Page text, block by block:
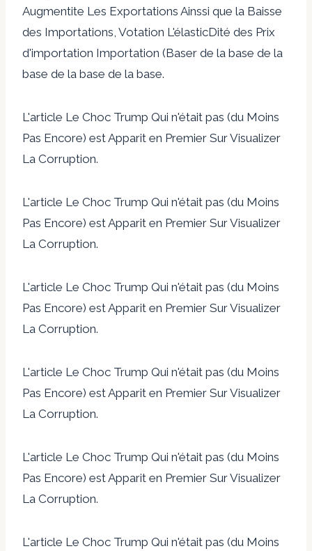
Augmentite Les Exportations Ainssi que la Baisse
des Importations, Votation L'élasticDité des Prix
d'importation Importation (Baser de la base de la
base de la base de la base.
L'article Le Choc Trump Qui n'était pas (du Moins
Pas Encore) est Apparit en Premier Sur Visualizer
La Corruption.
L'article Le Choc Trump Qui n'était pas (du Moins
Pas Encore) est Apparit en Premier Sur Visualizer
La Corruption.
L'article Le Choc Trump Qui n'était pas (du Moins
Pas Encore) est Apparit en Premier Sur Visualizer
La Corruption.
L'article Le Choc Trump Qui n'était pas (du Moins
Pas Encore) est Apparit en Premier Sur Visualizer
La Corruption.
L'article Le Choc Trump Qui n'était pas (du Moins
Pas Encore) est Apparit en Premier Sur Visualizer
La Corruption.
L'article Le Choc Trump Qui n'était pas (du Moins